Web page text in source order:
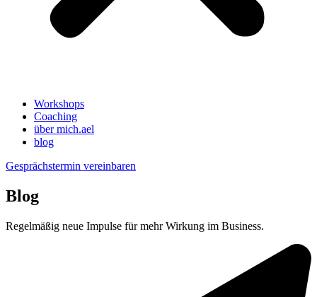
Workshops
Coaching
über mich.ael
blog
Gesprächstermin vereinbaren
Blog
Regelmäßig neue Impulse für mehr Wirkung im Business.